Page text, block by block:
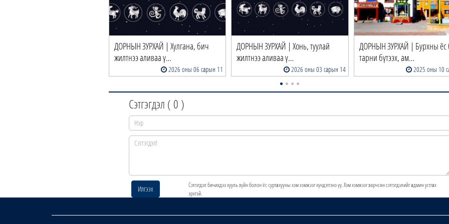
ДОРНЫН ЗУРХАЙ | Хулгана, бич
жилтнээ аливаа ү…
2026 оны 06 сарын 11
ДОРНЫН ЗУРХАЙ | Хонь, туулай
жилтнээ аливаа ү…
2026 оны 03 сарын 14
ДОРНЫН ЗУРХАЙ | Бурхны ёс
тарни бүтээх, ам…
2025 оны 10
Сэтгэгдэл ( 0 )
Илгээх
Сэтгэгдэл бичихдээ хууль зүйн болон ёс суртахууны хэм хэмжээг хүндэтгэнэ үү. Хэм хэмжээг зөрчсөн сэтгэгдэлийг админ устгах
эрхтэй.